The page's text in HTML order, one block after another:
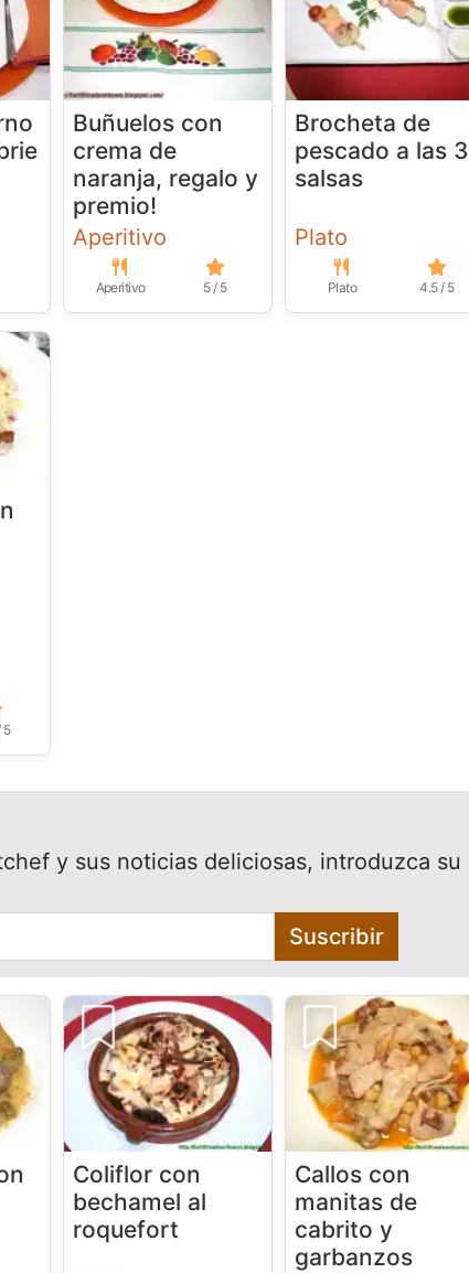
Buñuelos con
crema de
naranja, regalo y
premio!
Aperitivo
Aperitivo 5 / 5
Brocheta de
pescado a las 3
salsas
Plato
Plato 4.5 / 5
5
y sus noticias deliciosas, introduzca su
Suscribir
Coliflor con
bechamel al
roquefort
Callos con
manitas de
cabrito y
garbanzos